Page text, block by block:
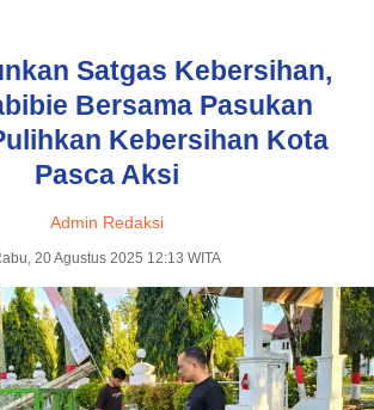
Satgas Kebersihan,
Bersama Pasukan
Kebersihan Kota
Pasca Aksi
Admin Redaksi
20 Agustus 2025 12:13 WITA